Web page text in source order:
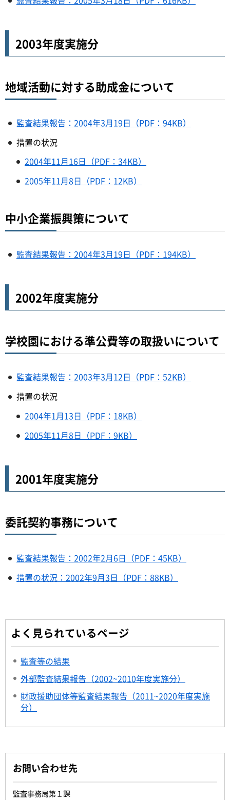
2003年度実施分
地域活動に対する助成金について
監査結果報告：2004年3月19日（PDF：94KB）
措置の状況
2004年11月16日（PDF：34KB）
2005年11月8日（PDF：12KB）
中小企業振興策について
監査結果報告：2004年3月19日（PDF：194KB）
2002年度実施分
学校園における準公費等の取扱いについて
監査結果報告：2003年3月12日（PDF：52KB）
措置の状況
2004年1月13日（PDF：18KB）
2005年11月8日（PDF：9KB）
2001年度実施分
委託契約事務について
監査結果報告：2002年2月6日（PDF：45KB）
措置の状況：2002年9月3日（PDF：88KB）
よく見られているページ
監査等の結果
外部監査結果報告（2002~2010年度実施分）
財政援助団体等監査結果報告（2011~2020年度実施
分）
お問い合わせ先
監査事務局第１課